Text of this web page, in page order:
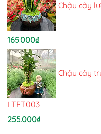
Chậu cây
165.000₫
Chậu cây
I TPT003
255.000₫